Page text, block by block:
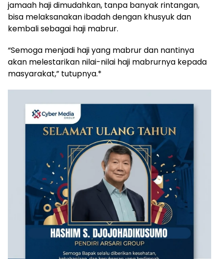
jamaah haji dimudahkan, tanpa banyak rintangan,
bisa melaksanakan ibadah dengan khusyuk dan
kembali sebagai haji mabrur.
“Semoga menjadi haji yang mabrur dan nantinya
akan melestarikan nilai-nilai haji mabrurnya kepada
masyarakat,” tutupnya.*